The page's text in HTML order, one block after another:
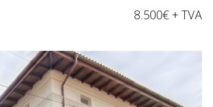
8.500€+ TVA